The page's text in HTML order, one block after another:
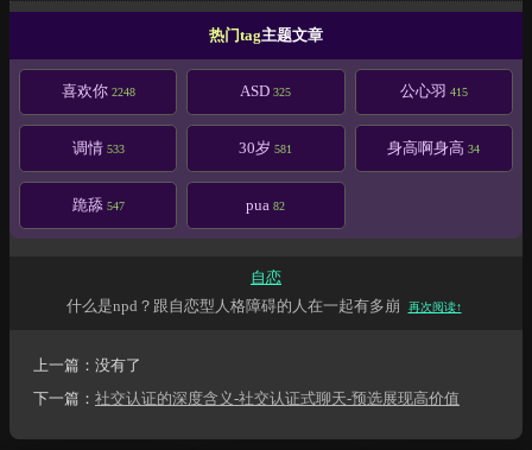
热门tag主题文章
喜欢你 2248 ASD325 公心羽 415
调情 533 30岁581 身高啊身高34
跪舔 547 pua82
自恋
什么是npd？跟自恋型人格障碍的人在一起有多崩
再次阅读↑
上一篇：没有了
下一篇： 社交认证的深度含义-社交认证式聊天-预选展现高价值